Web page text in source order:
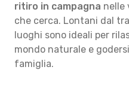
ritiro in campagna nelle
che cerca. Lontani dal
luoghi sono ideali per
mondo naturale e
famiglia.